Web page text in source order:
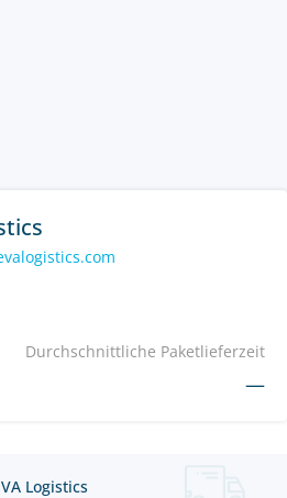
Durchschnittliche Paketlieferzeit
—
Logistics